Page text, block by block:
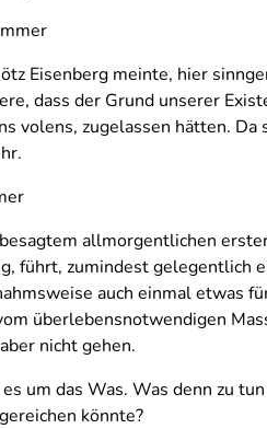
Eisenberg meinte, hier
dass der Grund unserer
volens, zugelassen hätten.
allmorgentlichen
führt, zumindest gelegentlich
auch einmal etwas
überlebensnotwendigen
nicht gehen.
um das Was. Was denn zu
könnte?